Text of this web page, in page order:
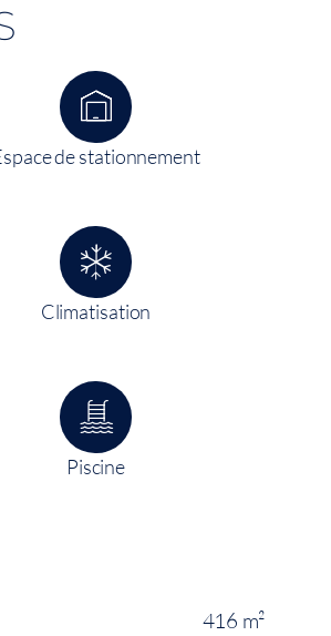
de stationnement
Climatisation
Piscine
416 m²